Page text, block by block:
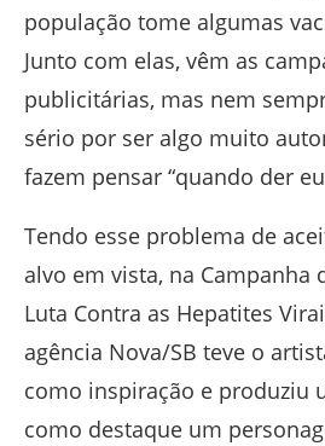
população tome algumas
Junto com elas, vêm as
publicitárias, mas nem
sério por ser algo muito
fazem pensar “quando der
Tendo esse problema de
alvo em vista, na Campanha
Luta Contra as Hepatites
agência Nova/SB teve o
como inspiração e produziu
como destaque um